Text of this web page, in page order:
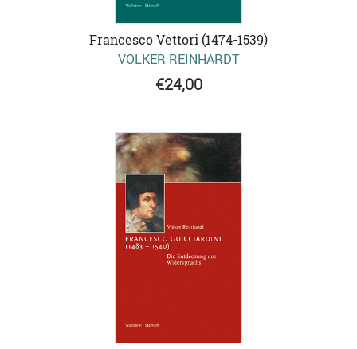
Francesco Vettori (1474-1539)
VOLKER REINHARDT
€24,00